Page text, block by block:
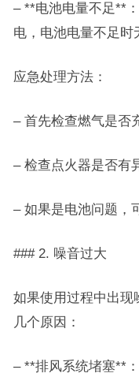
– **电池电量不足**
电，电池电量不足时
应急处理方法：
– 首先检查燃气是否
– 检查点火器是否有
– 如果是电池问题，
### 2. 噪音过大
如果使用过程中出现
几个原因：
– **排风系统堵塞**